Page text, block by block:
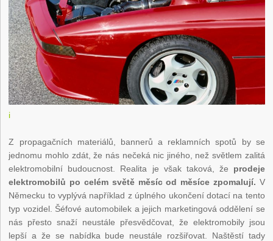
i
Z propagačních materiálů, bannerů a reklamních spotů by se
jednomu mohlo zdát, že nás nečeká nic jiného, než světlem zalitá
elektromobilní budoucnost. Realita je však taková, že prodeje
elektromobilů po celém světě měsíc od měsíce zpomalují. V
Německu to vyplývá například z úplného ukončení dotací na tento
typ vozidel. Šéfové automobilek a jejich marketingová oddělení se
nás přesto snaží neustále přesvědčovat, že elektromobily jsou
lepší a že se nabídka bude neustále rozšiřovat. Naštěstí tady